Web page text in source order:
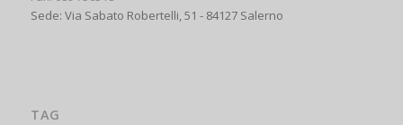
Sede: Via Sabato Robertelli, 51 - 84127 Salerno
TAG